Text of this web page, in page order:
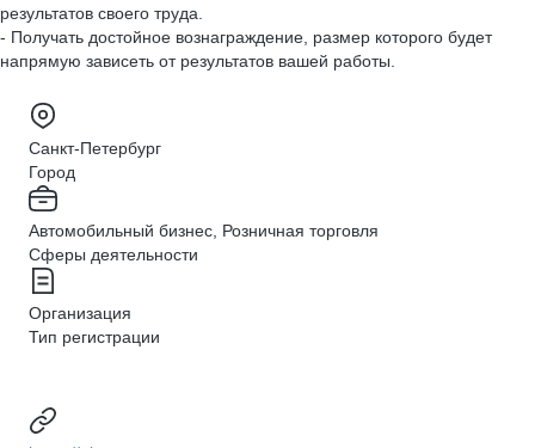
результатов своего труда.
- Получать достойное вознаграждение, размер которого будет
напрямую зависеть от результатов вашей работы.
Санкт-Петербург
Город
Автомобильный бизнес, Розничная торговля
Сферы деятельности
Организация
Тип регистрации